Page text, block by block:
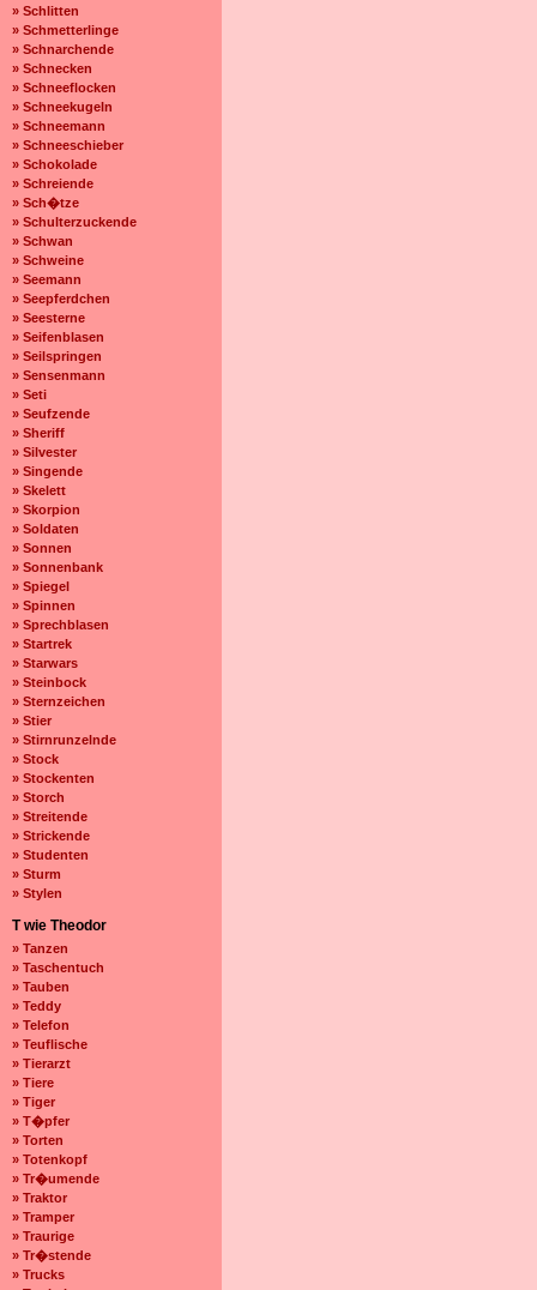
» Schlitten
» Schmetterlinge
» Schnarchende
» Schnecken
» Schneeflocken
» Schneekugeln
» Schneemann
» Schneeschieber
» Schokolade
» Schreiende
» Sch�tze
» Schulterzuckende
» Schwan
» Schweine
» Seemann
» Seepferdchen
» Seesterne
» Seifenblasen
» Seilspringen
» Sensenmann
» Seti
» Seufzende
» Sheriff
» Silvester
» Singende
» Skelett
» Skorpion
» Soldaten
» Sonnen
» Sonnenbank
» Spiegel
» Spinnen
» Sprechblasen
» Startrek
» Starwars
» Steinbock
» Sternzeichen
» Stier
» Stirnrunzelnde
» Stock
» Stockenten
» Storch
» Streitende
» Strickende
» Studenten
» Sturm
» Stylen
T wie Theodor
» Tanzen
» Taschentuch
» Tauben
» Teddy
» Telefon
» Teuflische
» Tierarzt
» Tiere
» Tiger
» T�pfer
» Torten
» Totenkopf
» Tr�umende
» Traktor
» Tramper
» Traurige
» Tr�stende
» Trucks